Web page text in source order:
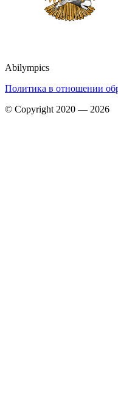
Abilympics
Политика в отношении
© Copyright 2020 — 2026